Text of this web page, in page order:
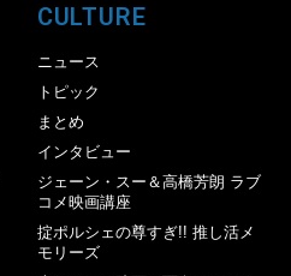
CULTURE
ニュース
トピック
まとめ
インタビュー
ジェーン・スー＆高橋芳朗 ラブ
コメ映画講座
掟ポルシェの尊すぎ!! 推し活メ
モリーズ